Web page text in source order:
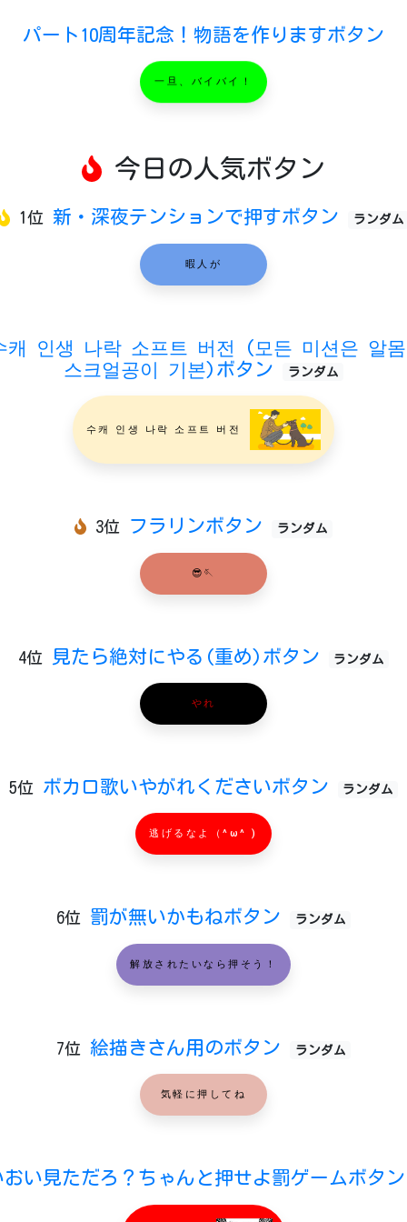
パート10周年記念！物語を作りますボタン
一旦、バイバイ！
今日の人気ボタン
1位 新・深夜テンションで押すボタン ランダム
暇人が
캐 인생 나락 소프트 버전 (모든 미션은 알
스크얼공이 기본)ボタン
ランダム
수캐 인생 나락 소프트 버전
3位 フラリンボタン ランダム
😎🪡
4位 見たら絶対にやる(重め)ボタン ランダム
やれ
5位 ボカロ歌いやがれくださいボタン ランダム
逃げるなよ（^ω^ )
6位 罰が無いかもねボタン ランダム
解放されたいなら押そう！
7位 絵描きさん用のボタン ランダム
気軽に押してね
おい見ただろ？ちゃんと押せよ罰ゲームボタン